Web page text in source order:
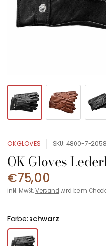
OK GLOVES SKU: 4800-7-
OK Gloves
€75,00
inkl. MwSt.Versand wird beim
Farbe: schwarz